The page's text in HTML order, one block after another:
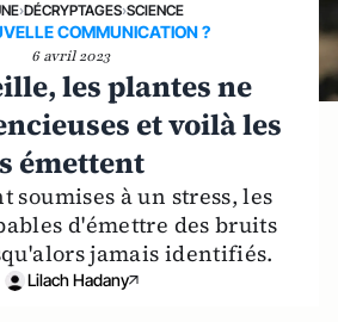
›DÉCRYPTAGES›SCIENCE
COMMUNICATION ?
6 avril 2023
les plantes ne
et voilà les
émettent
soumises à un stress, les
d'émettre des bruits
jamais identifiés.
Lilach Hadany